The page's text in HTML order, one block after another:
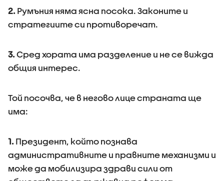
2. Румъния няма ясна посока. Законите и
стратегиите си противоречат.
3.Сред хората има разделение и не се вижда
общия интерес.
Той посочва, че в негово лице страната ще
има:
1. Президент, който познава
административните и правните механизми и
може да мобилизира здрави сили от